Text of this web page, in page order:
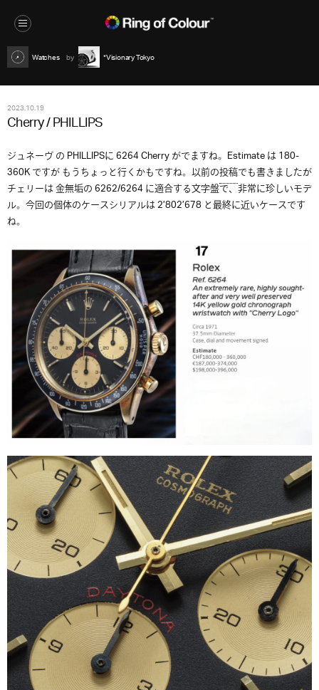
Watches *Visionary Tokyo
2023.10.19
Cherry / PHILLIPS
ジュネーヴ の PHILLIPSに 6264 Cherry がでますね。Estimate は 180-
360K ですが もうちょっと行くかもですね。以前の投稿でも書きましたが
チェリーは 金無垢の 6262/6264 に適合する文字盤で、非常に珍しいモデ
ル。今回の個体のケースシリアルは 2’802’678 と最終に近いケースです
ね。